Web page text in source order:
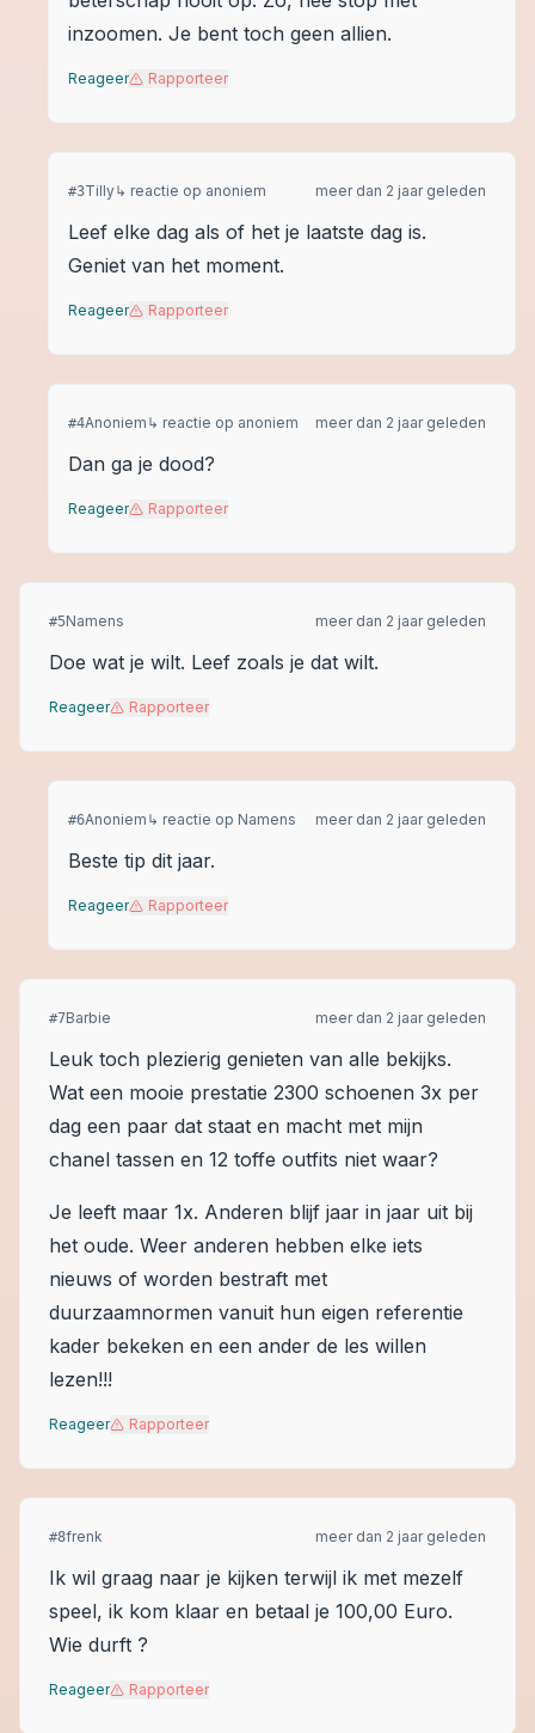
inzoomen. Je bent toch geen allien.
Reageer Rapporteer
#3Tilly↳ reactie op anoniem meer dan 2 jaar geleden
Leef elke dag als of het je laatste dag is.
Geniet van het moment.
Reageer Rapporteer
#4Anoniem ↳ reactie op anoniem meer dan 2 jaar geleden
Dan ga je dood?
Reageer Rapporteer
#5Namens meer dan 2 jaar geleden
Doe wat je wilt. Leef zoals je dat wilt.
Reageer Rapporteer
#6Anoniem ↳ reactie op Namens meer dan 2 jaar geleden
Beste tip dit jaar.
Reageer Rapporteer
#7Barbie meer dan 2 jaar geleden
Leuk toch plezierig genieten van alle bekijks.
Wat een mooie prestatie 2300 schoenen 3x per
dag een paar dat staat en macht met mijn
chanel tassen en 12 toffe outfits niet waar?
Je leeft maar 1x. Anderen blijf jaar in jaar uit bij
het oude. Weer anderen hebben elke iets
nieuws of worden bestraft met
duurzaamnormen vanuit hun eigen referentie
kader bekeken en een ander de les willen
lezen!!!
Reageer Rapporteer
#8frenk meer dan 2 jaar geleden
Ik wil graag naar je kijken terwijl ik met mezelf
speel, ik kom klaar en betaal je 100,00 Euro.
Wie durft ?
Reageer Rapporteer